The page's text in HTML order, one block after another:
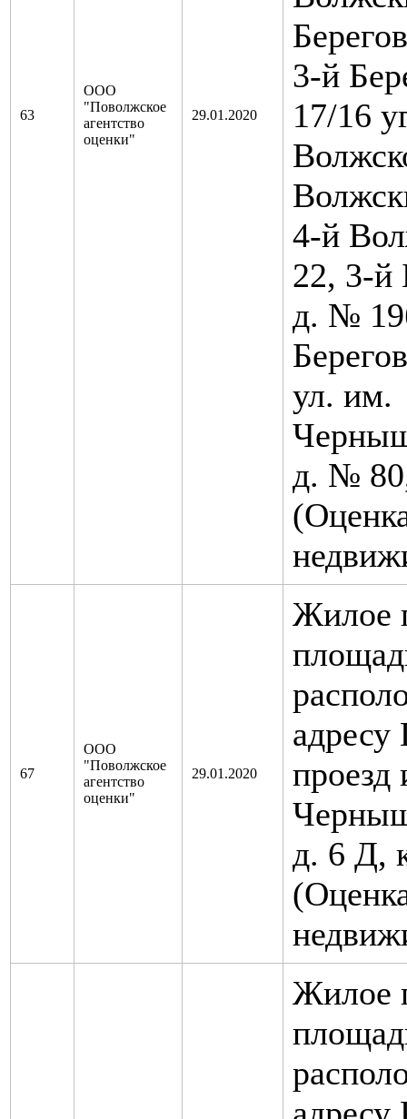
63
ООО
"Поволжское
агентство
оценки"
29.01.2020
3-й
17/16
4-й
22, 3-й
д. №
ул. им.
д. №
67
ООО
"Поволжское
агентство
оценки"
29.01.2020
Жилое
адресу
проезд
д. 6 Д,
Жилое